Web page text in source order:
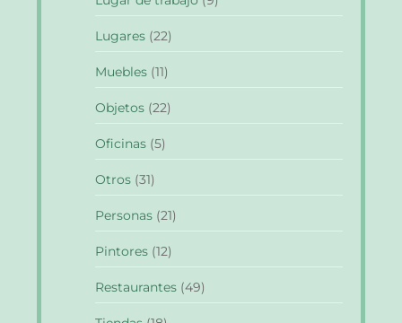
Lugares (22)
Muebles (11)
Objetos (22)
Oficinas (5)
Otros (31)
Personas (21)
Pintores (12)
Restaurantes (49)